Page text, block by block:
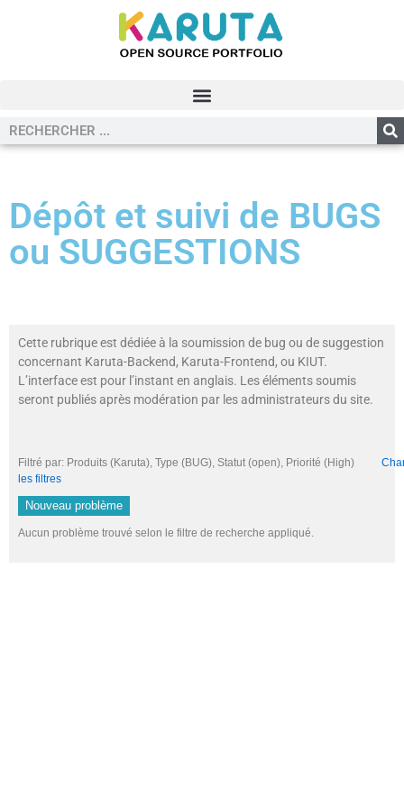
Dépôt et suivi de BUGS
ou SUGGESTIONS
Cette rubrique est dédiée à la soumission de bug ou de suggestion
concernant Karuta-Backend, Karuta-Frontend, ou KIUT.
L’interface est pour l’instant en anglais. Les éléments soumis
seront publiés après modération par les administrateurs du site.
Filtré par: Produits (Karuta), Type (BUG), Statut (open), Priorité (High)
les filtres
Nouveau problème
Aucun problème trouvé selon le filtre de recherche appliqué.